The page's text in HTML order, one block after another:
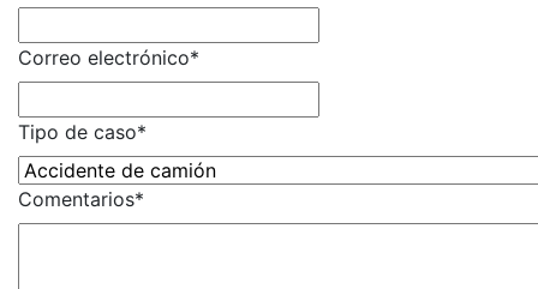
Correo electrónico*
Tipo de caso*
Comentarios*